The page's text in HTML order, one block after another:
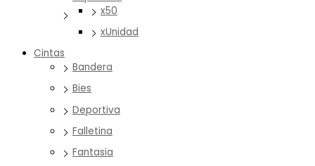
x50
xUnidad
Cintas
Bandera
Bies
Deportiva
Falletina
Fantasia